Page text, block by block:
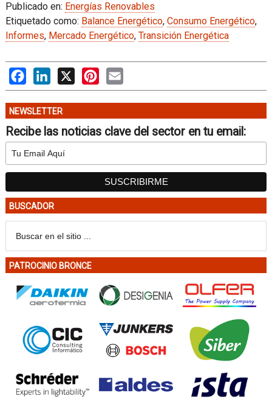
Publicado en: Energías Renovables
Etiquetado como: Balance Energético, Consumo Energético,
Informes, Mercado Energético, Transición Energética
FacebookLinkedIn Pinterest
NEWSLETTER
Recibe las noticias clave del sector en tu email:
BUSCADOR
PATROCINIO BRONCE